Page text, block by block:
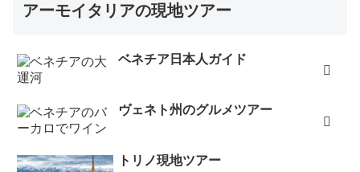
アーモイタリアの現地ツアー
ベネチア日本人ガイド
ヴェネト州のグルメツアー
トリノ現地ツアー